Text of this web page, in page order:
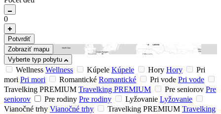
0
Potvrdiť
Zobraziť mapu
Vyberte typ pobytu
Wellness Wellness Kúpele Kúpele Hory Hory
Pri
mori Pri mori Romantické Romantické Pri vode Pri vode
Travelking PREMIUM Travelking PREMIUM Pre seniorov Pre
seniorov
Pre rodiny Pre rodiny Lyžovanie Lyžovanie
Vianočné trhy Vianočné trhy Travelking PREMIUM Travelking